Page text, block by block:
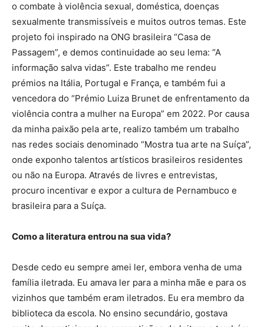
o combate à violência sexual, doméstica, doenças
sexualmente transmissíveis e muitos outros temas. Este
projeto foi inspirado na ONG brasileira “Casa de
Passagem”, e demos continuidade ao seu lema: “A
informação salva vidas”. Este trabalho me rendeu
prémios na Itália, Portugal e França, e também fui a
vencedora do “Prémio Luiza Brunet de enfrentamento da
violência contra a mulher na Europa” em 2022. Por causa
da minha paixão pela arte, realizo também um trabalho
nas redes sociais denominado “Mostra tua arte na Suíça”,
onde exponho talentos artísticos brasileiros residentes
ou não na Europa. Através de livres e entrevistas,
procuro incentivar e expor a cultura de Pernambuco e
brasileira para a Suíça.
Como a literatura entrou na sua vida?
Desde cedo eu sempre amei ler, embora venha de uma
família iletrada. Eu amava ler para a minha mãe e para os
vizinhos que também eram iletrados. Eu era membro da
biblioteca da escola. No ensino secundário, gostava